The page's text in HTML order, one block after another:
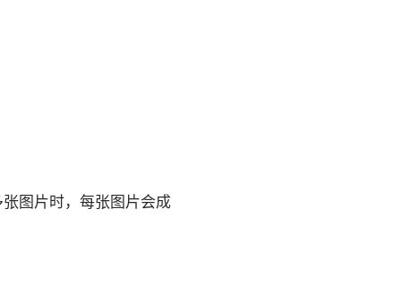
图片时，每张图片会成